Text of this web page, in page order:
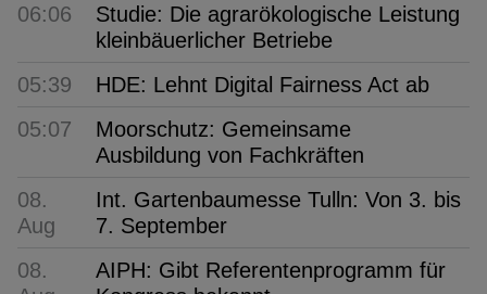
06:06
Studie: Die agrarökologische Leistung
kleinbäuerlicher Betriebe
05:39
HDE: Lehnt Digital Fairness Act ab
05:07
Moorschutz: Gemeinsame
Ausbildung von Fachkräften
08.
Aug
Int. Gartenbaumesse Tulln: Von 3. bis
7. September
08.
AIPH: Gibt Referentenprogramm für